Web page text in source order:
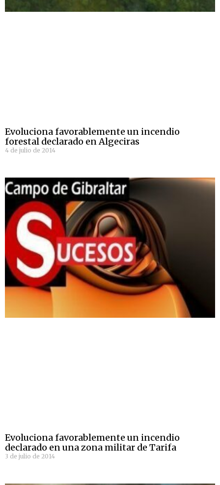
Evoluciona favorablemente un incendio
forestal declarado en Algeciras
4 de julio de 2014
Evoluciona favorablemente un incendio
declarado en una zona militar de Tarifa
3 de julio de 2014